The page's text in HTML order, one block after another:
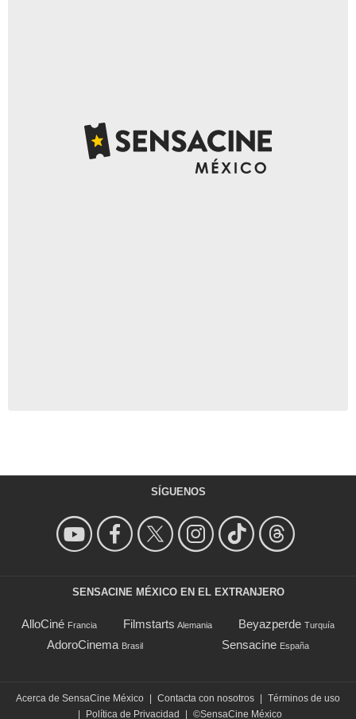
SÍGUENOS
SENSACINE MÉXICO EN EL EXTRANJERO
AlloCiné Francia Filmstarts Alemania Beyazperde Turquía
AdoroCinema Brasil Sensacine España
Acerca de SensaCine México Contacta con nosotros
Términos de uso
Política de Privacidad ©SensaCine México